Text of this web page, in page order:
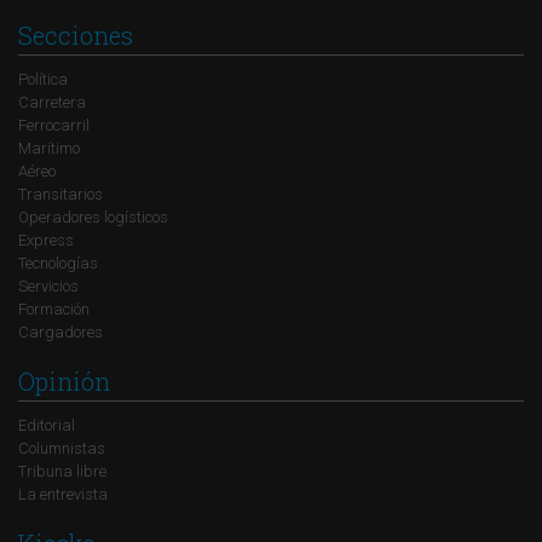
Secciones
Política
Carretera
Ferrocarril
Marítimo
Aéreo
Transitarios
Operadores logísticos
Express
Tecnologías
Servicios
Formación
Cargadores
Opinión
Editorial
Columnistas
Tribuna libre
La entrevista